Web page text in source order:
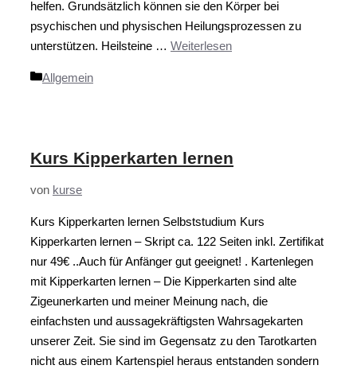
helfen. Grundsätzlich können sie den Körper bei
psychischen und physischen Heilungsprozessen zu
unterstützen. Heilsteine … Weiterlesen
Kategorien
Allgemein
Kurs Kipperkarten lernen
von kurse
Kurs Kipperkarten lernen Selbststudium Kurs
Kipperkarten lernen – Skript ca. 122 Seiten inkl. Zertifikat
nur 49€ ..Auch für Anfänger gut geeignet! . Kartenlegen
mit Kipperkarten lernen – Die Kipperkarten sind alte
Zigeunerkarten und meiner Meinung nach, die
einfachsten und aussagekräftigsten Wahrsagekarten
unserer Zeit. Sie sind im Gegensatz zu den Tarotkarten
nicht aus einem Kartenspiel heraus entstanden sondern